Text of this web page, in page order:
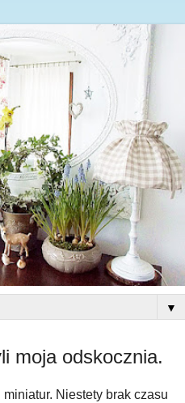
▼
moja odskocznia.
Niestety brak czasu